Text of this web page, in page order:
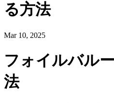
る方法
Mar 10, 2025
フォイルバル
法